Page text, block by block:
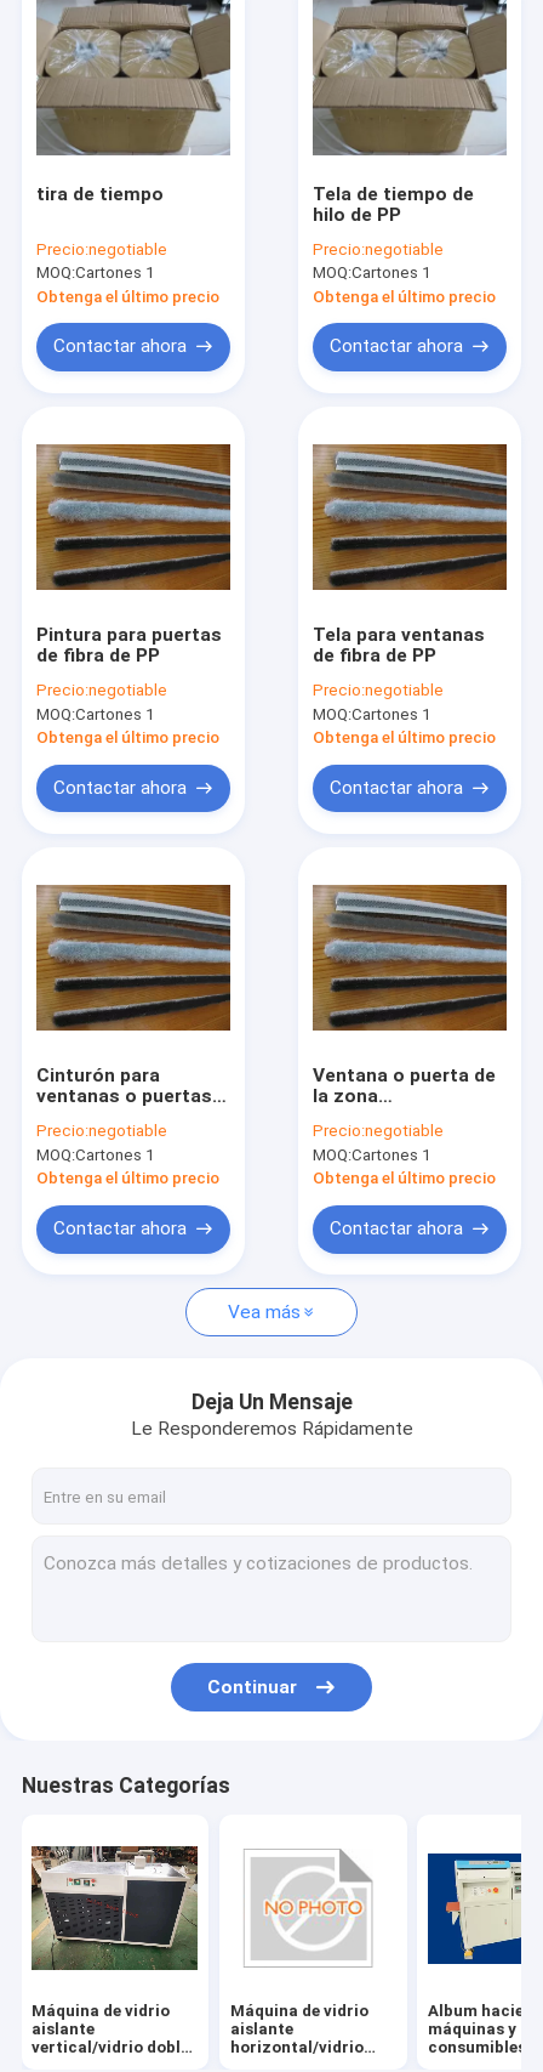
Productos
Sobre nosotros
Visita a la fábrica
Solicitar una cotización
Máquina de vidrio aislante vertical/vidrio doble acristalado
Máquina de vidrio aislante horizontal/vidrio doble acristalado
Máquina para ventanas y puertas de PVC
Materiales de vidrio y herramientas de vidrio
Hardware y accesorios de puertas y ventanas
tira de tiempo
Precio:negotiable
MOQ:Cartones 1
Obtenga el último precio
Contactar ahora
Tela de tiempo de
hilo de PP
Precio:negotiable
MOQ:Cartones 1
Obtenga el último precio
Contactar ahora
Pintura para puertas
de fibra de PP
Precio:negotiable
MOQ:Cartones 1
Obtenga el último precio
Contactar ahora
Tela para ventanas
de fibra de PP
Precio:negotiable
MOQ:Cartones 1
Obtenga el último precio
Contactar ahora
Cinturón para
ventanas o puertas
Precio:negotiable
MOQ:Cartones 1
Obtenga el último precio
Contactar ahora
Ventana o puerta de
la zona
Precio:negotiable
MOQ:Cartones 1
Obtenga el último precio
Contactar ahora
Vea más
Deja Un Mensaje
Le Responderemos Rápidamente
Continuar
Nuestras Categorías
Máquina de vidrio
aislante
vertical/vidrio doble
Máquina de vidrio
aislante
horizontal/vidrio
Album
máquinas y
consumibles